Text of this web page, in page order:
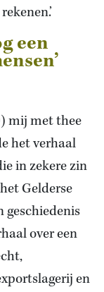
een
mij met thee
het verhaal
in zekere zin
Gelderse
geschiedenis
over een
en